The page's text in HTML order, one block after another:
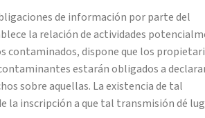
de información por parte del
la relación de actividades
contaminados, dispone que los
estarán obligados a
sobre aquellas. La existencia de tal
la inscripción a que tal transmisión dé